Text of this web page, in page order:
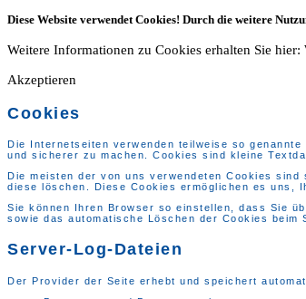
Diese Website verwendet Cookies! Durch die weitere
Weitere Informationen zu Cookies erhalten Sie hier:
Akzeptieren
Cookies
Die Internetseiten verwenden teilweise so
und sicherer zu machen. Cookies sind kleine
Die meisten der von uns verwendeten Cookies
diese löschen. Diese Cookies ermöglichen es uns,
Sie können Ihren Browser so einstellen, dass Sie
sowie das automatische Löschen der Cookies
Server-Log-Dateien
Der Provider der Seite erhebt und speichert